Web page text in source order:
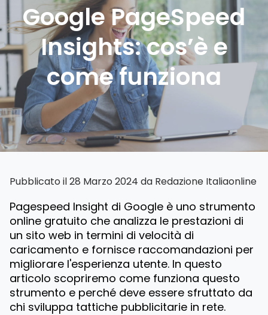
Google PageSpeed
Insights: cos’è e
come funziona
Pubblicato il 28 Marzo 2024 da Redazione Italiaonline
Pagespeed Insight di Google è uno strumento
online gratuito che analizza le prestazioni di
un sito web in termini di velocità di
caricamento e fornisce raccomandazioni per
migliorare l'esperienza utente. In questo
articolo scopriremo come funziona questo
strumento e perché deve essere sfruttato da
chi sviluppa tattiche pubblicitarie in rete.